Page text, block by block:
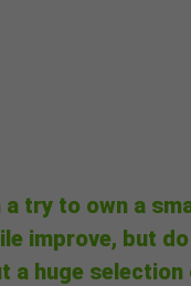
try to own a
improve, but
a huge selection